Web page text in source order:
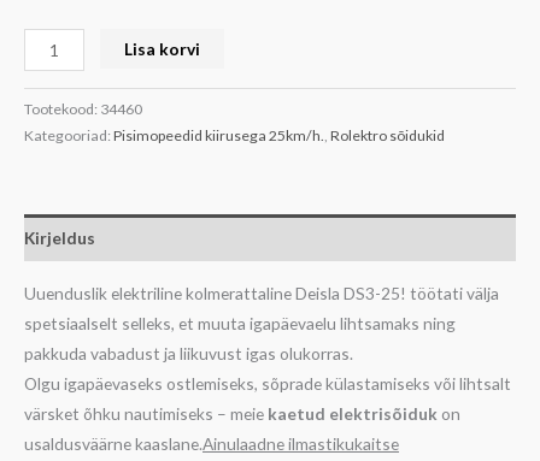
Lisa korvi
Tootekood: 34460
Kategooriad: Pisimopeedid kiirusega 25km/h. Rolektro sõidukid
Kirjeldus
Uuenduslik elektriline kolmerattaline Deisla DS3-25! töötati välja
spetsiaalselt selleks, et muuta igapäevaelu lihtsamaks ning
pakkuda vabadust ja liikuvust igas olukorras.
Olgu igapäevaseks ostlemiseks, sõprade külastamiseks või lihtsalt
värsket õhku nautimiseks – meie kaetud elektrisõiduk on
usaldusväärne kaaslane.Ainulaadne ilmastikukaitse